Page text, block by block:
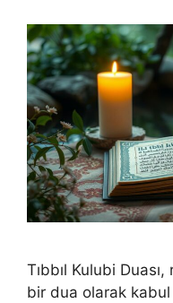
Tıbbıl Kulubi
bir dua olarak